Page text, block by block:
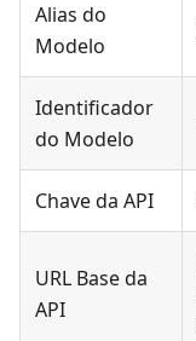
Alias do
Modelo
Identificador
do Modelo
Chave da API
URL Base da
API